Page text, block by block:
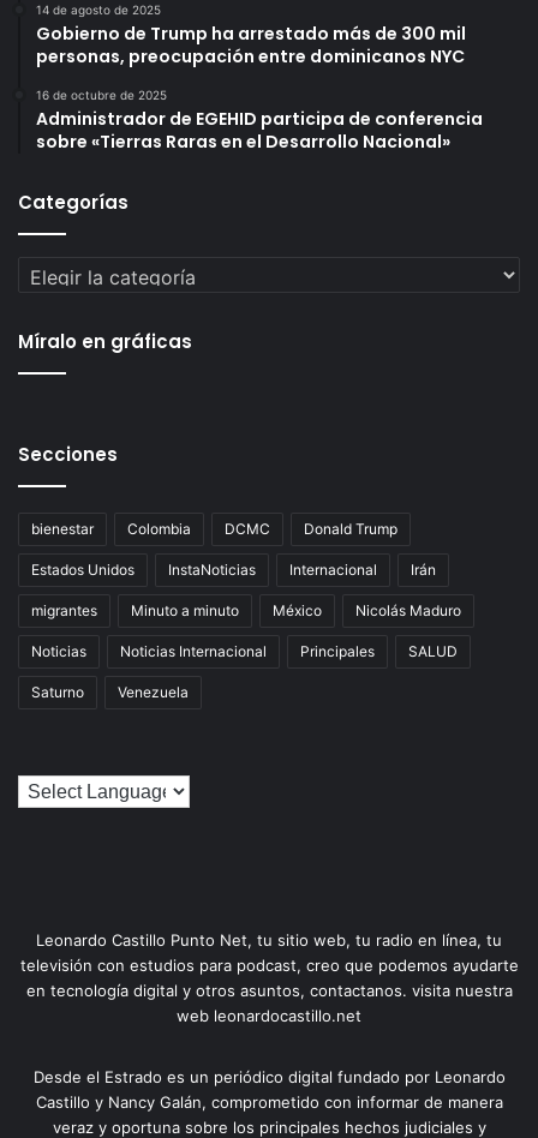
14 de agosto de 2025
Gobierno de Trump ha arrestado más de 300 mil
personas, preocupación entre dominicanos NYC
16 de octubre de 2025
Administrador de EGEHID participa de conferencia
sobre «Tierras Raras en el Desarrollo Nacional»
Categorías
Categorías
Míralo en gráficas
Secciones
bienestar Colombia DCMC Donald Trump
Estados Unidos InstaNoticias Internacional Irán
migrantes Minuto a minuto México Nicolás Maduro
Noticias Noticias Internacional Principales SALUD
Saturno Venezuela
Leonardo Castillo Punto Net, tu sitio web, tu radio en línea, tu
televisión con estudios para podcast, creo que podemos ayudarte
en tecnología digital y otros asuntos, contactanos. visita nuestra
web leonardocastillo.net
Desde el Estrado es un periódico digital fundado por Leonardo
Castillo y Nancy Galán, comprometido con informar de manera
veraz y oportuna sobre los principales hechos judiciales y